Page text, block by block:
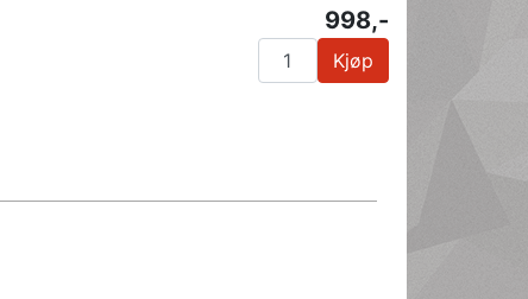
998,-
Kjøp